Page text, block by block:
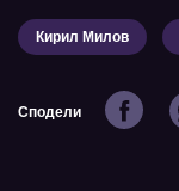
Кирил Милов
Сподели